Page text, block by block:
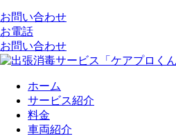
お問い合わせ
お電話
お問い合わせ
ホーム
サービス紹介
料金
車両紹介